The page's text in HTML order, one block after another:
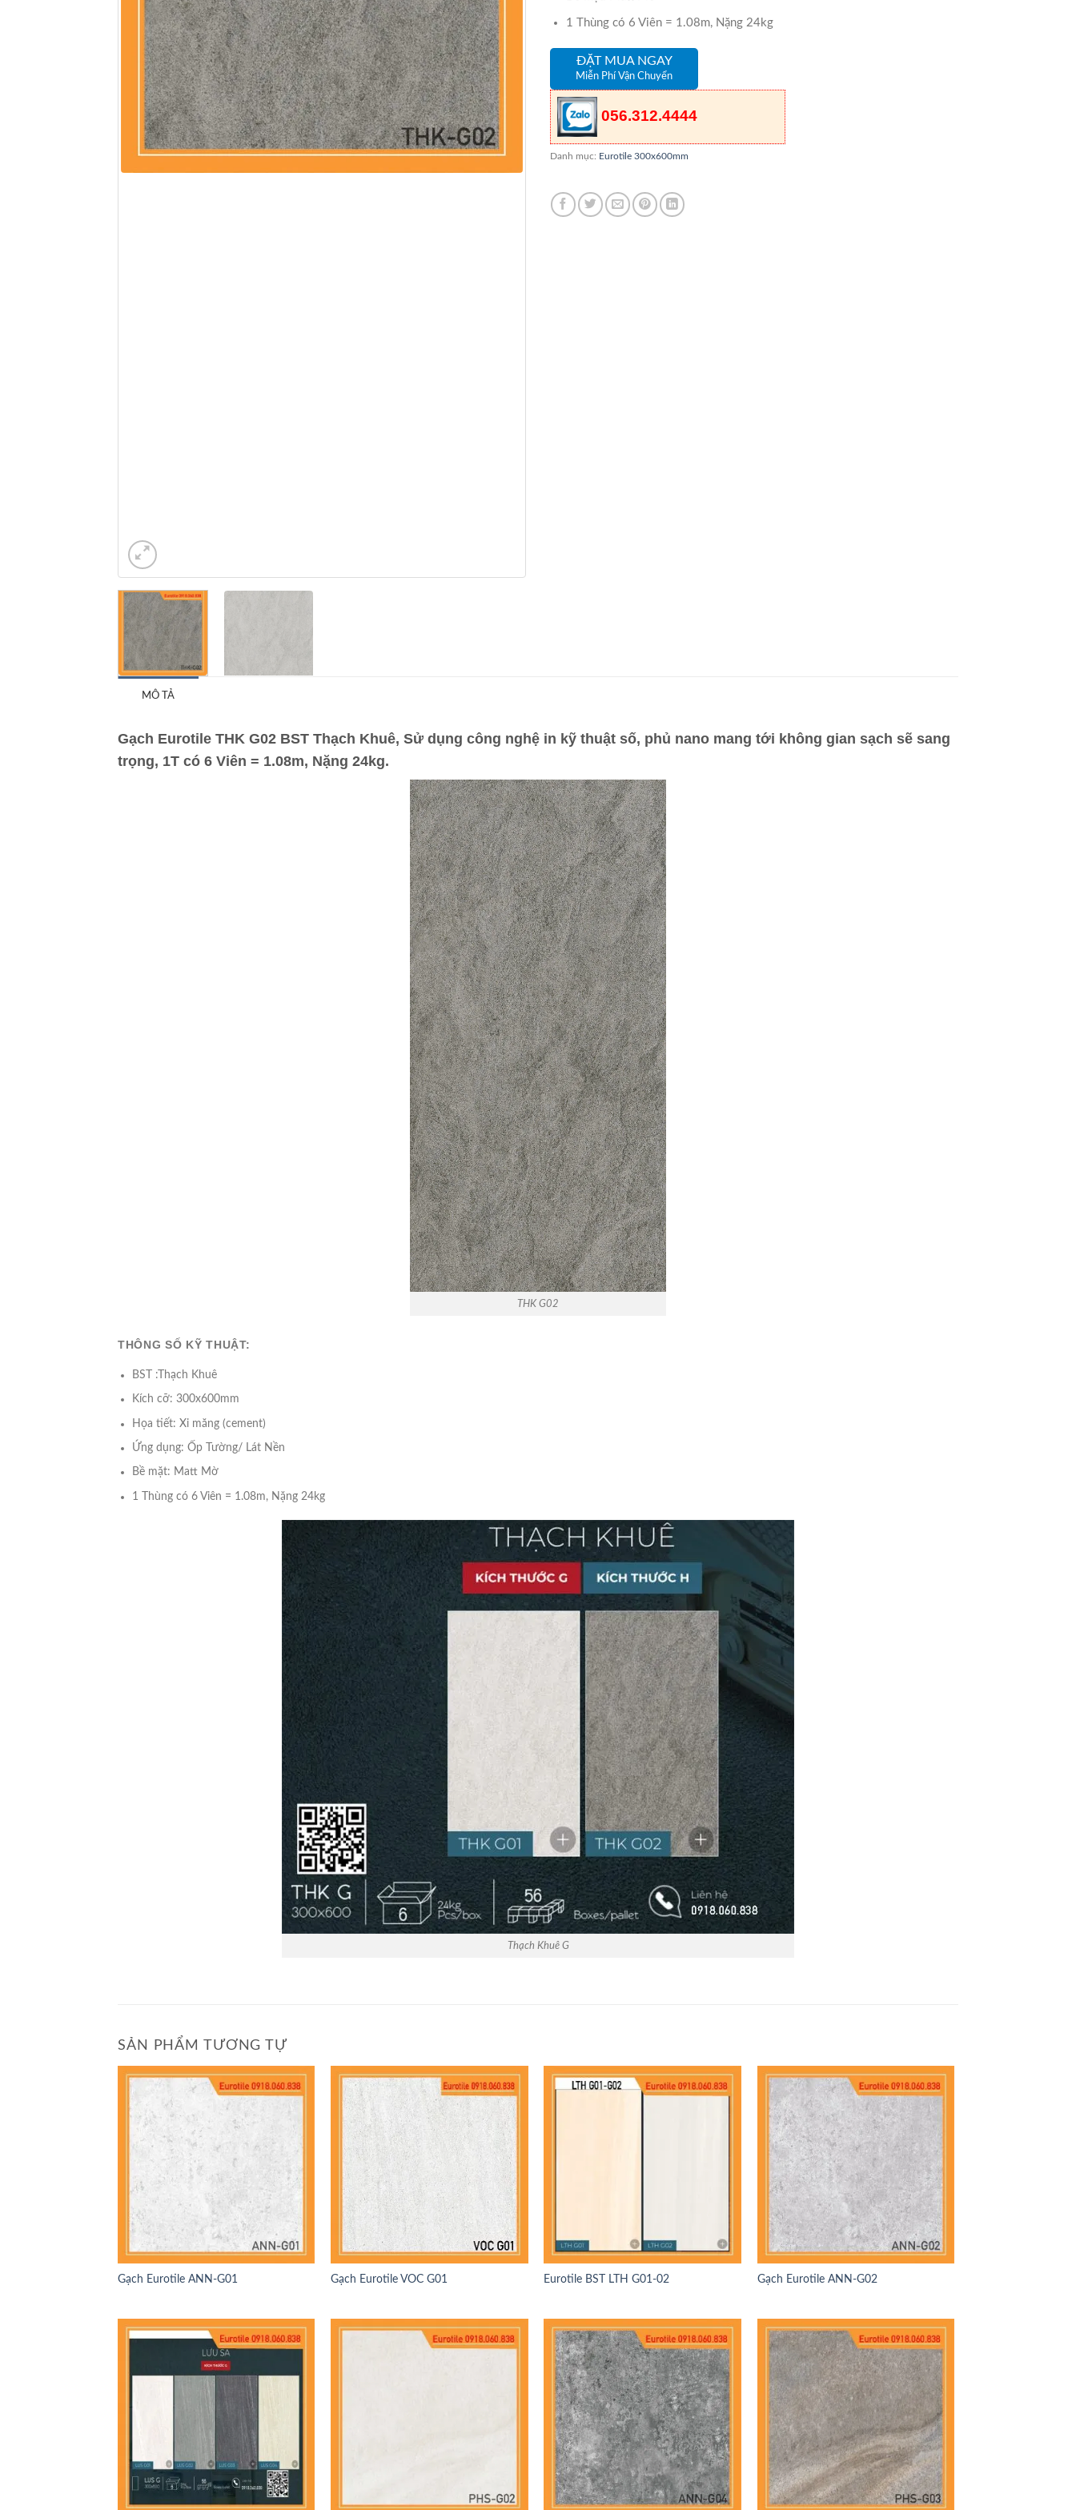
1 Thùng có 6 Viên = 1.08m, Nặng 24kg
ĐẶT MUA NGAY
Miễn Phí Vận Chuyển
056.312.4444
Danh mục: Eurotile 300x600mm
MÔ TẢ
Gạch Eurotile THK G02 BST Thạch Khuê, Sử dụng công nghệ in kỹ thuật số, phủ nano mang tới không gian sạch sẽ sang
trọng, 1T có 6 Viên = 1.08m, Nặng 24kg.
THK G02
THÔNG SỐ KỸ THUẬT:
BST :Thạch Khuê
Kích cỡ: 300x600mm
Họa tiết: Xi măng (cement)
Ứng dụng: Ốp Tường/ Lát Nền
Bề mặt: Matt Mờ
1 Thùng có 6 Viên = 1.08m, Nặng 24kg
Thạch Khuê G
SẢN PHẨM TƯƠNG TỰ
Gạch Eurotile ANN-G01 Gạch Eurotile VOC G01 Eurotile BST LTH G01-02 Gạch Eurotile ANN-G02